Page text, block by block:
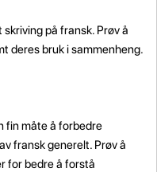
på fransk. Prøv å
deres bruk i sammenheng.
fin måte å forbedre
fransk generelt. Prøv å
for bedre å forstå